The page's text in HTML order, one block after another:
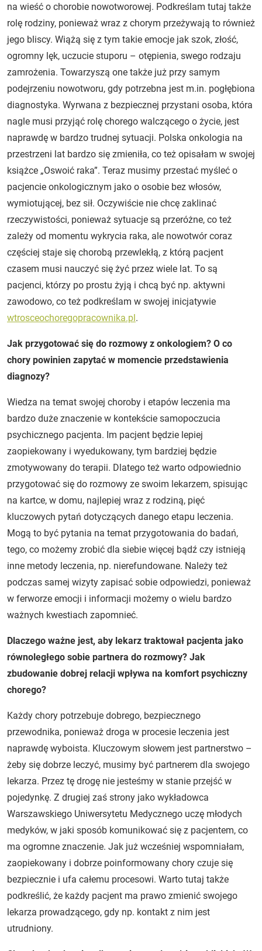
na wieść o chorobie nowotworowej. Podkreślam tutaj także
rolę rodziny, ponieważ wraz z chorym przeżywają to również
jego bliscy. Wiążą się z tym takie emocje jak szok, złość,
ogromny lęk, uczucie stuporu – otępienia, swego rodzaju
zamrożenia. Towarzyszą one także już przy samym
podejrzeniu nowotworu, gdy potrzebna jest m.in. pogłębiona
diagnostyka. Wyrwana z bezpiecznej przystani osoba, która
nagle musi przyjąć rolę chorego walczącego o życie, jest
naprawdę w bardzo trudnej sytuacji. Polska onkologia na
przestrzeni lat bardzo się zmieniła, co też opisałam w swojej
książce „Oswoić raka”. Teraz musimy przestać myśleć o
pacjencie onkologicznym jako o osobie bez włosów,
wymiotującej, bez sił. Oczywiście nie chcę zaklinać
rzeczywistości, ponieważ sytuacje są przeróżne, co też
zależy od momentu wykrycia raka, ale nowotwór coraz
częściej staje się chorobą przewlekłą, z którą pacjent
czasem musi nauczyć się żyć przez wiele lat. To są
pacjenci, którzy po prostu żyją i chcą być np. aktywni
zawodowo, co też podkreślam w swojej inicjatywie
wtrosceochoregopracownika.pl.
Jak przygotować się do rozmowy z onkologiem? O co
chory powinien zapytać w momencie przedstawienia
diagnozy?
Wiedza na temat swojej choroby i etapów leczenia ma
bardzo duże znaczenie w kontekście samopoczucia
psychicznego pacjenta. Im pacjent będzie lepiej
zaopiekowany i wyedukowany, tym bardziej będzie
zmotywowany do terapii. Dlatego też warto odpowiednio
przygotować się do rozmowy ze swoim lekarzem, spisując
na kartce, w domu, najlepiej wraz z rodziną, pięć
kluczowych pytań dotyczących danego etapu leczenia.
Mogą to być pytania na temat przygotowania do badań,
tego, co możemy zrobić dla siebie więcej bądź czy istnieją
inne metody leczenia, np. nierefundowane. Należy też
podczas samej wizyty zapisać sobie odpowiedzi, ponieważ
w ferworze emocji i informacji możemy o wielu bardzo
ważnych kwestiach zapomnieć.
Dlaczego ważne jest, aby lekarz traktował pacjenta jako
równoległego sobie partnera do rozmowy? Jak
zbudowanie dobrej relacji wpływa na komfort psychiczny
chorego?
Każdy chory potrzebuje dobrego, bezpiecznego
przewodnika, ponieważ droga w procesie leczenia jest
naprawdę wyboista. Kluczowym słowem jest partnerstwo –
żeby się dobrze leczyć, musimy być partnerem dla swojego
lekarza. Przez tę drogę nie jesteśmy w stanie przejść w
pojedynkę. Z drugiej zaś strony jako wykładowca
Warszawskiego Uniwersytetu Medycznego uczę młodych
medyków, w jaki sposób komunikować się z pacjentem, co
ma ogromne znaczenie. Jak już wcześniej wspomniałam,
zaopiekowany i dobrze poinformowany chory czuje się
bezpiecznie i ufa całemu procesowi. Warto tutaj także
podkreślić, że każdy pacjent ma prawo zmienić swojego
lekarza prowadzącego, gdy np. kontakt z nim jest
utrudniony.